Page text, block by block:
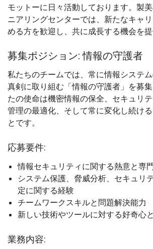
モットーに日々活動しております。製
ニアリングセンターでは、新たなキャ
める方を歓迎し、共に成長する機会を提
募集ポジション: 情報の守護者
私たちのチームでは、常に情報システ
真剣に取り組む「情報の守護者」を募
たの使命は機密情報の保全、セキュリ
管理の最適化、そして常に変化し続け
とです。
応募要件:
情報セキュリティに関する熱意と専
システム保護、脅威分析、セキュリ
定に関する経験
チームワークスキルと問題解決能力
新しい技術やツールに対する好奇心
業務内容: